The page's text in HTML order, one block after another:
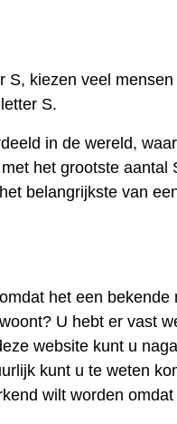
kiezen veel
S.
in de wereld,
het grootste aantal
belangrijkste van
het een bekende
U hebt er vast
website kunt u
kunt u te weten
wilt worden